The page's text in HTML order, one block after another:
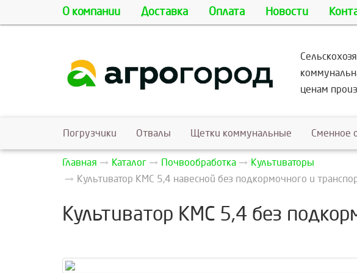
О компании Доставка Оплата Новости
ценам
Погрузчики Отвалы Щетки коммунальные Сменное
Главная Каталог Почвообработка
Культиваторы
Культиватор КМС 5,4 навесной без подкормочного и
Культиватор КМС 5,4 без